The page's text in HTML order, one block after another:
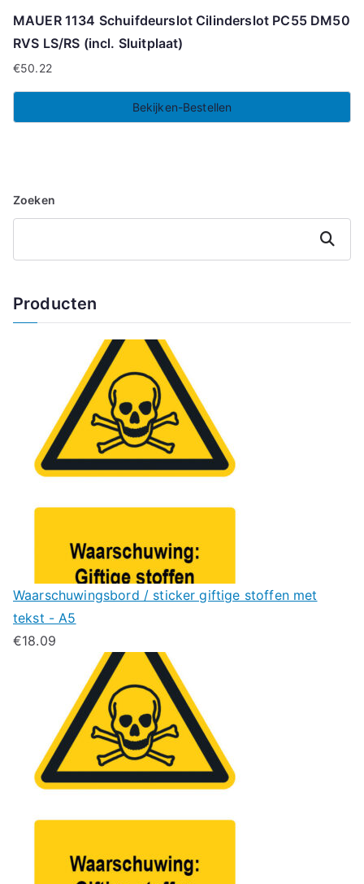
MAUER 1134 Schuifdeurslot Cilinderslot PC55 DM50
RVS LS/RS (incl. Sluitplaat)
€50.22
Bekijken-Bestellen
Zoeken
Zoeken
Producten
Waarschuwingsbord / sticker giftige stoffen met
tekst - A5
€18.09